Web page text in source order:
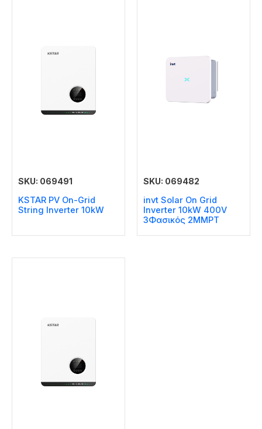
SKU: 069491
KSTAR PV On-Grid
String Inverter 10kW
SKU: 069482
invt Solar On Grid
Inverter 10kW 400V
3Φασικός 2MMPT